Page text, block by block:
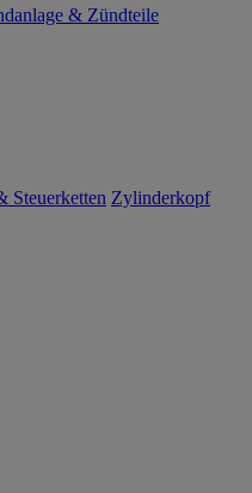
& Zündteile
Steuerketten Zylinderkopf